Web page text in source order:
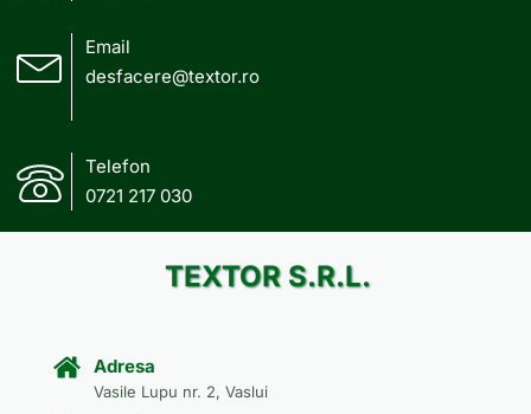
Email
desfacere@textor.ro
Telefon
0721 217 030
TEXTOR S.R.L.
Adresa
Vasile Lupu nr. 2, Vaslui